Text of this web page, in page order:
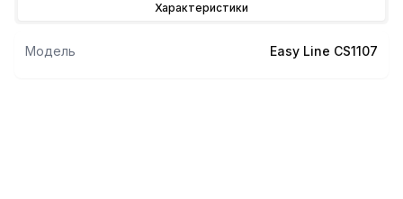
Характеристики
Модель Easy Line CS1107